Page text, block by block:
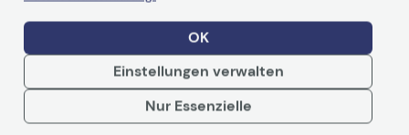
Technische Daten
PDF-Datenblatt
Allgemein
OK
Einstellungen verwalten
Nur Essenzielle